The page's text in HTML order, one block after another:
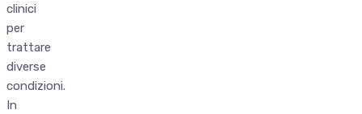
clinici
per
trattare
diverse
condizioni.
In